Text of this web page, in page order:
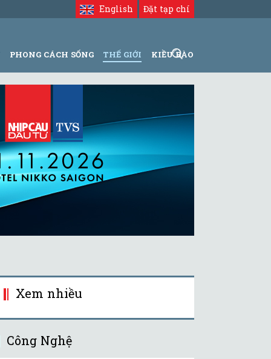
Đặt tạp chí
English
PHONG CÁCH SỐNG THẾ GIỚI KIỀU BÀO
Xem nhiều
Công Nghệ